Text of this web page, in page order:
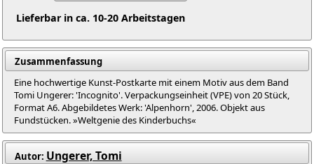
Lieferbar in ca. 10-20 Arbeitstagen
Zusammenfassung
Eine hochwertige Kunst-Postkarte mit einem Motiv aus dem Band
Tomi Ungerer: 'Incognito'. Verpackungseinheit (VPE) von 20 Stück,
Format A6. Abgebildetes Werk: 'Alpenhorn', 2006. Objekt aus
Fundstücken. »Weltgenie des Kinderbuchs«
Autor: Ungerer, Tomi